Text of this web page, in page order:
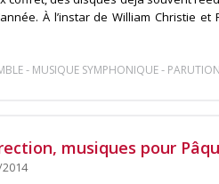
À l’instar de William Christie et
- MUSIQUE SYMPHONIQUE-
musiques pour